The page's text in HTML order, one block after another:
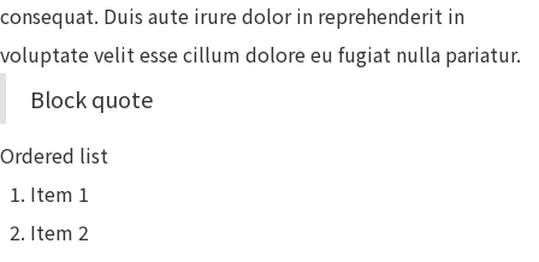
consequat. Duis aute irure dolor in reprehenderit in
voluptate velit esse cillum dolore eu fugiat nulla pariatur.
Block quote
Ordered list
Item 1
Item 2